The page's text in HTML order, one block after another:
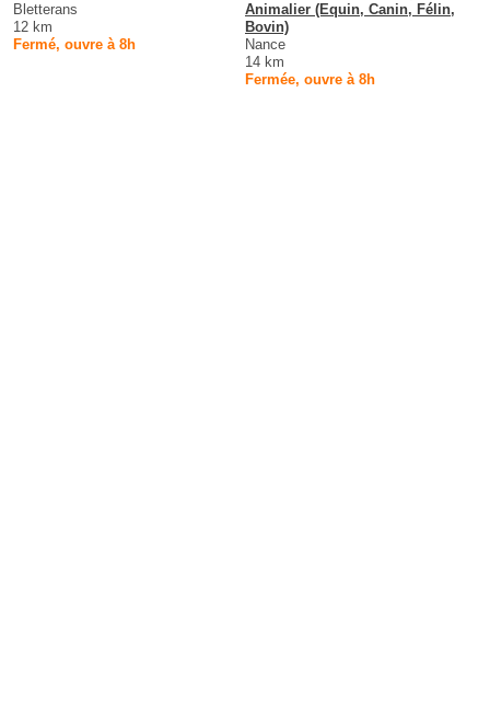
Bletterans
12 km
Fermé, ouvre à 8h
Animalier (Equin, Canin, Félin,
Bovin)
Nance
14 km
Fermée, ouvre à 8h